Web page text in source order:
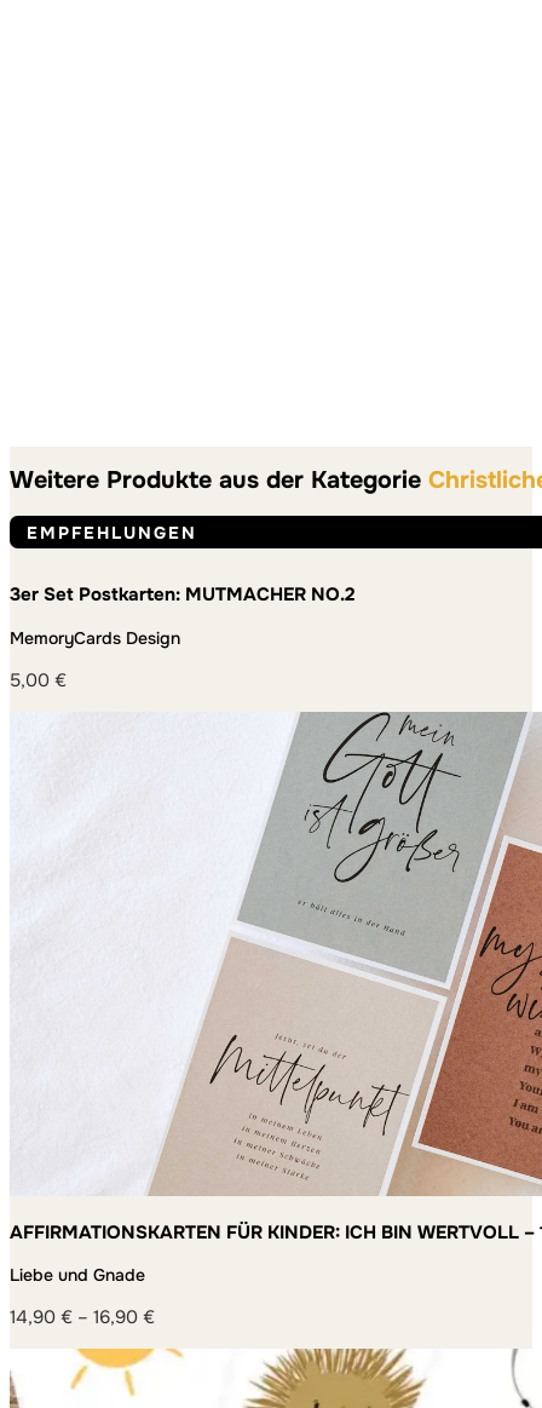
Weitere Produkte aus der Kategorie
EMPFEHLUNGEN
3er Set Postkarten: MUTMACHER NO.2
MemoryCards Design
5,00 €
AFFIRMATIONSKARTEN FÜR KINDER: ICH BIN WERTVOLL
Liebe und Gnade
14,90 € – 16,90 €
14,90 €